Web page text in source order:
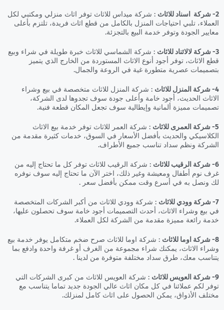
2- شركة اسناد للاثاث
: شركة ميداس للاثاث توفر اثاث منزلي ومكتبي لكل
العملاء، تلبي احتياجات المنزل بالكامل من قطع اثاث فريدة، تلتزم بأعلى
معايير الجودة وتوفر خدمة البيع بالتجزئة.
3- شركة لالائناد للاثاث
: شركة الشماسي للاثاث خبرة طويلة في شراء وبيع
قطع الاثاث، توفر أجود أنوع الاثاث المستوردة من الخارج الذي يتميز
بتصميمات عصرية متطورة غية في الروعة والجمال.
4- شركة المنزل للاثاث
: شركة المنزل للاثاث متخصصة في بيع وشراء
الاثاث الحديث، أجود خامة وأعلى جودة سوف تجدوها لدى الشركة،
تصميمات مميزة ألمانية وإيطالية سوف تجعل المكان قطعة فنية.
5- شركة العمرى للاثاث
: شركة العمر للاثاث توفر خدمة بيع الاثاث
الكلاسيكي والحديث بأفضل الأسعار في السوق، خدمات كثيرة مقدمة من
الشركة ونظم سداد تناسب جميع الأطراف.
6- شركة الرقيب للاثاث
: شركة الرقيب للاثاث توفر كل ما تحتاج إليه من
غرف نوم أطفال ومعيشة وغير ذلك، اختر الآن ما تحتاج إليه سوف نوفره
لك ونصل به في أسرع وقت ممكن بأفضل سعر .
7- شركة وودي للاثاث
: شركة وودي للاثاث من أكبر الشركات المتخصصة
في بيع وشراء الاثاث، أحدث التصميمات أجود خامة سوف تحصلون عليها،
خدمة رائعة مميزة مقدمة من الشركة لكل العملاء.
8- شركة اوما للاثاث
: شركة اوما للاثاث صرح ضخم متكامل يوفر خدمة بيع
وشراء الاثاث، يمكنك شراء مجموعة من الغرف أو غرفة واحدة وادفع بما
يتناسب معك، طرق سداد مختلفة متوفرة من لدينا .
9- شركة العويس للاثاث
: شركة العويس للاثاث من كبرى الشركات التي
توفر لكم عملائنا في كل مكان اثاث عالي الجودة جديد تماما يتناسب مع
مختلف الأذواق، يمكن الحصول على اثاث كامل لمنزلك.